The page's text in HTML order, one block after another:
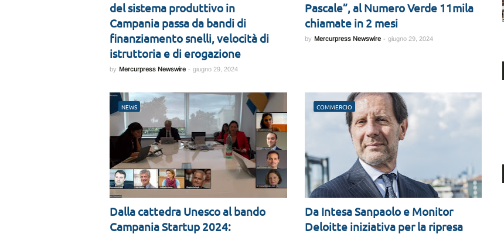
del sistema produttivo in
Campania passa da bandi di
finanziamento snelli, velocità di
istruttoria e di erogazione
by Mercurpress Newswire - giugno 29, 2024
Pascale”, al Numero Verde 11mila
chiamate in 2 mesi
by Mercurpress Newswire - giugno 29, 2024
NEWS
Dalla cattedra Unesco al bando
Campania Startup 2024:
COMMERCIO
Da Intesa Sanpaolo e Monitor
Deloitte iniziativa per la ripresa